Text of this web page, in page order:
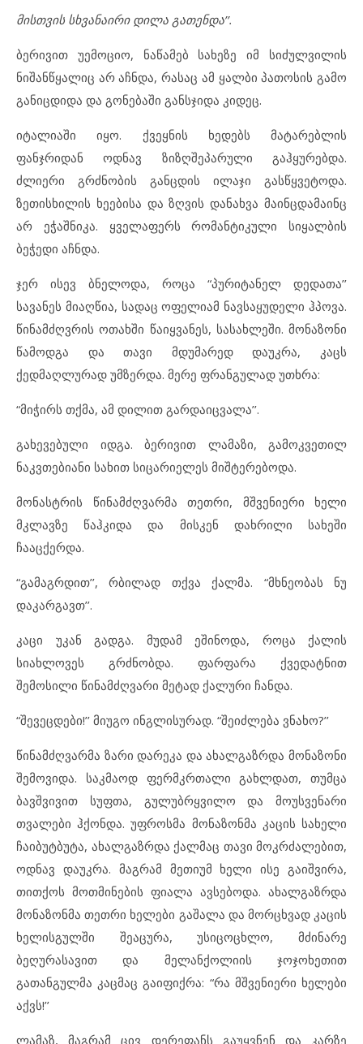
მისთვის სხვანაირი დილა გათენდა’’.
ბერივით უემოციო, ნაწამებ სახეზე იმ სიძულვილის
ნიშანწყალიც არ აჩნდა, რასაც ამ ყალბი პათოსის გამო
განიცდიდა და გონებაში განსჯიდა კიდეც.
იტალიაში იყო. ქვეყნის ხედებს მატარებლის
ფანჯრიდან ოდნავ ზიზღშეპარული გაჰყურებდა.
ძლიერი გრძნობის განცდის ილაჯი გასწყვეტოდა.
ზეთისხილის ხეებისა და ზღვის დანახვა მაინცდამაინც
არ ეჭაშნიკა. ყველაფერს რომანტიკული სიყალბის
ბეჭედი აჩნდა.
ჯერ ისევ ბნელოდა, როცა “პურიტანელ დედათა’’
სავანეს მიაღწია, სადაც ოფელიამ ნავსაყუდელი ჰპოვა.
წინამძღვრის ოთახში წაიყვანეს, სასახლეში. მონაზონი
წამოდგა და თავი მდუმარედ დაუკრა, კაცს
ქედმაღლურად უმზერდა. მერე ფრანგულად უთხრა:
“მიჭირს თქმა, ამ დილით გარდაიცვალა’’.
გახევებული იდგა. ბერივით ლამაზი, გამოკვეთილ
ნაკვთებიანი სახით სიცარიელეს მიშტერებოდა.
მონასტრის წინამძღვარმა თეთრი, მშვენიერი ხელი
მკლავზე წაჰკიდა და მისკენ დახრილი სახეში
ჩააცქერდა.
“გამაგრდით’’, რბილად თქვა ქალმა. “მხნეობას ნუ
დაკარგავთ’’.
კაცი უკან გადგა. მუდამ ეშინოდა, როცა ქალის
სიახლოვეს გრძნობდა. ფარფარა ქვედატნით
შემოსილი წინამძღვარი მეტად ქალური ჩანდა.
“შევეცდები!’’ მიუგო ინგლისურად. “შეიძლება ვნახო?’’
წინამძღვარმა ზარი დარეკა და ახალგაზრდა მონაზონი
შემოვიდა. საკმაოდ ფერმკრთალი გახლდათ, თუმცა
ბავშვივით სუფთა, გულუბრყვილო და მოუსვენარი
თვალები ჰქონდა. უფროსმა მონაზონმა კაცის სახელი
ჩაიბუტბუტა, ახალგაზრდა ქალმაც თავი მოკრძალებით,
ოდნავ დაუკრა. მაგრამ მეთიუმ ხელი ისე გაიშვირა,
თითქოს მოთმინების ფიალა ავსებოდა. ახალგაზრდა
მონაზონმა თეთრი ხელები გაშალა და მორცხვად კაცის
ხელისგულში შეაცურა, უსიცოცხლო, მძინარე
ბეღურასავით და მელანქოლიის ჯოჯოხეთით
გათანგულმა კაცმაც გაიფიქრა: “რა მშვენიერი ხელები
აქვს!’’
ლამაზ, მაგრამ ცივ დერეფანს გაუყვნენ და კარზე